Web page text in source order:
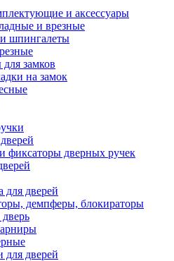
и аксессуары
и врезные
шпингалеты
замков
на замок
фиксаторы дверных ручек
для дверей
демпферы, блокираторы
для дверей